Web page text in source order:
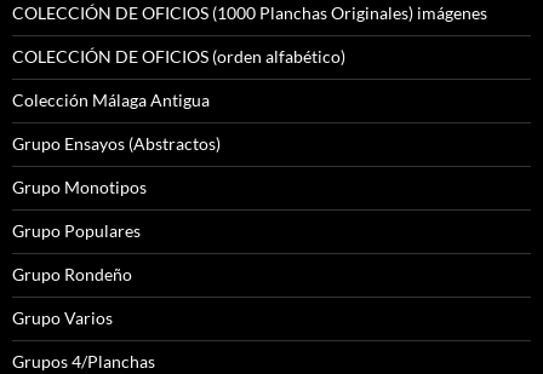
COLECCIÓN DE OFICIOS (1000 Planchas Originales) imágenes
COLECCIÓN DE OFICIOS (orden alfabético)
Colección Málaga Antigua
Grupo Ensayos (Abstractos)
Grupo Monotipos
Grupo Populares
Grupo Rondeño
Grupo Varios
Grupos 4/Planchas